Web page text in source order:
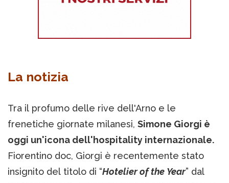
La notizia
Tra il profumo delle rive dell'Arno e le
frenetiche giornate milanesi, Simone Giorgi è
oggi un'icona dell'hospitality internazionale.
Fiorentino doc, Giorgi è recentemente stato
insignito del titolo di “Hotelier of the Year” dal